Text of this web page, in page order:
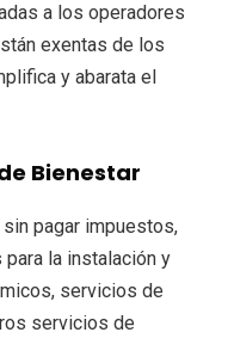
a los operadores
exentas de los
y abarata el
Bienestar
pagar impuestos,
la instalación y
servicios de
servicios de